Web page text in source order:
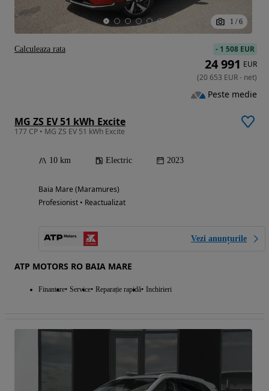
1 / 6
MG ZS EV 51 kWh Excite
177 CP • MG ZS EV 51 kWh Excite
10 km Electric 2023
Baia Mare (Maramures)
Profesionist • Reactualizat
Vezi anunțurile
ATP MOTORS RO BAIA MARE
Finantare Service Reparație rapidă Inchirieri
- 1 508 EUR
24 991 EUR
(20 653 EUR- net)
Peste medie
Calculeaza rata